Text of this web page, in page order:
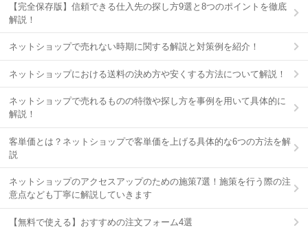
【完全保存版】信頼できる仕入先の探し方9選と8つのポイントを徹底
解説！
ネットショップで売れない時期に関する解説と対策例を紹介！
ネットショップにおける送料の決め方や安くする方法について解説！
ネットショップで売れるものの特徴や探し方を事例を用いて具体的に
解説！
客単価とは？ネットショップで客単価を上げる具体的な6つの方法を解
説
ネットショップのアクセスアップのための施策7選！施策を行う際の注
意点なども丁寧に解説していきます
【無料で使える】おすすめの注文フォーム4選